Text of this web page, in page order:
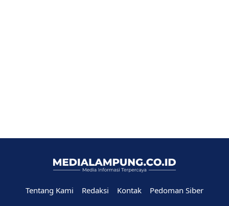
Tentang Kami Redaksi Kontak
Pedoman Siber